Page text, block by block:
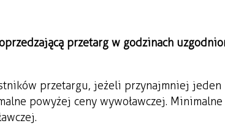
przetarg w godzinach
przetargu, jeżeli przynajmniej jeden
powyżej ceny wywoławczej. Minimalne